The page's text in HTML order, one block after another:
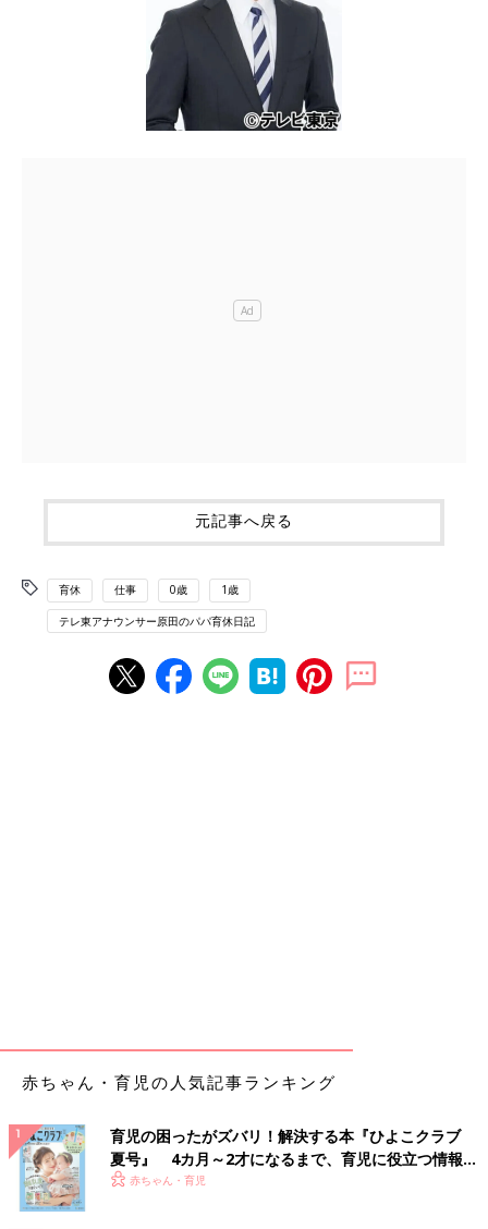
元記事へ戻る
育休 仕事 0歳 1歳
テレ東アナウンサー原田のパパ育休日記
赤ちゃん・育児の人気記事ランキング
育児の困ったがズバリ！解決する本『ひよこクラブ
夏号』 4カ月～2才になるまで、育児に役立つ情報が
いっぱい！
赤ちゃん・育児